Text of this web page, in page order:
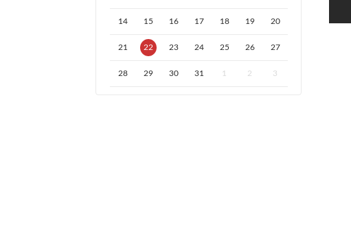
14 15 16 17 18 19 20
21 22 23 24 25 26 27
28 29 30 31 1 2 3